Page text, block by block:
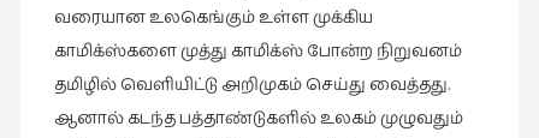
வரையான உலகெங்கும் உள்ள முக்கிய
காமிக்ஸ்களை முத்து காமிக்ஸ் போன்ற நிறுவனம்
தமிழில் வெளியிட்டு அறிமுகம் செய்து வைத்தது.
ஆனால் கடந்த பத்தாண்டுகளில் உலகம் முழுவதும்